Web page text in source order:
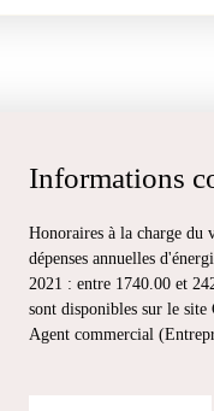
Informations
Honoraires à la charge du
dépenses annuelles
2021 : entre 1740.00 et
sont disponibles sur le site
Agent commercial